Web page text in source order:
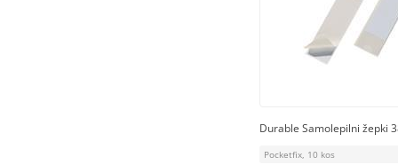
Durable Samolepilni žepki
Pocketfix, 10 kos